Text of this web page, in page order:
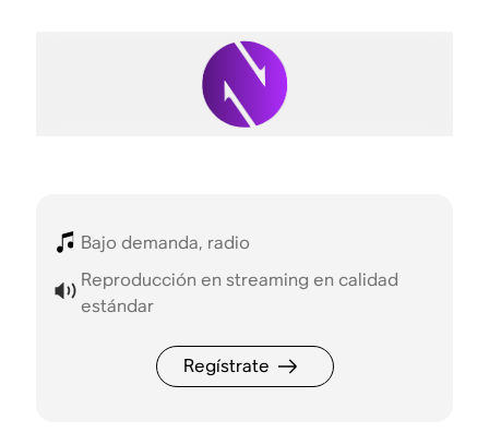
Bajo demanda, radio
Reproducción en streaming en calidad
estándar
Regístrate